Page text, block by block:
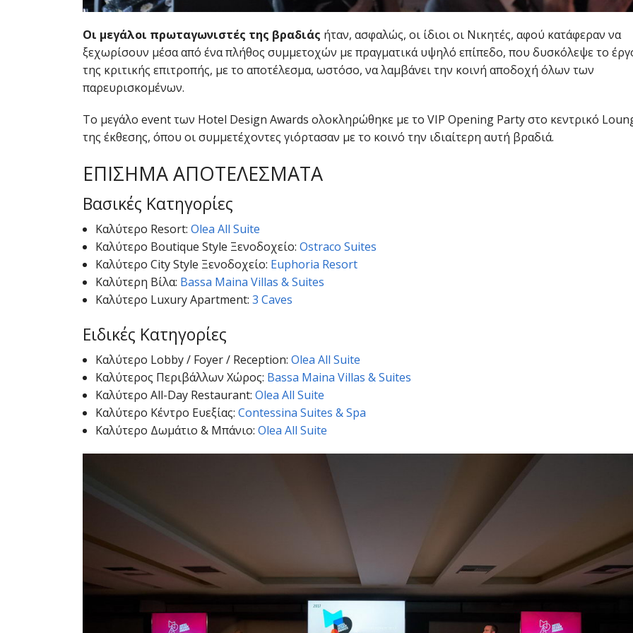
Οι μεγάλοι πρωταγωνιστές της βραδιάς ήταν, ασφαλώς, οι ίδιοι οι Νικητές, αφού κατάφεραν να
ξεχωρίσουν μέσα από ένα πλήθος συμμετοχών με πραγματικά υψηλό επίπεδο, που δυσκόλεψε το
της κριτικής επιτροπής, με το αποτέλεσμα, ωστόσο, να λαμβάνει την κοινή αποδοχή όλων των
παρευρισκομένων.
Το μεγάλο event των Hotel Design Awards ολοκληρώθηκε με το VIP Opening Party στο κεντρικό
της έκθεσης, όπου οι συμμετέχοντες γιόρτασαν με το κοινό την ιδιαίτερη αυτή βραδιά.
ΕΠΙΣΗΜΑ ΑΠΟΤΕΛΕΣΜΑΤΑ
Βασικές Κατηγορίες
Καλύτερο Resort: Olea All Suite
Καλύτερο Boutique Style Ξενοδοχείο: Ostraco Suites
Καλύτερο City Style Ξενοδοχείο: Euphoria Resort
Καλύτερη Βίλα: Bassa Maina Villas & Suites
Καλύτερο Luxury Apartment: 3 Caves
Ειδικές Κατηγορίες
Καλύτερο Lobby / Foyer / Reception: Olea All Suite
Καλύτερος Περιβάλλων Χώρος: Bassa Maina Villas & Suites
Καλύτερο All-Day Restaurant: Olea All Suite
Καλύτερο Κέντρο Ευεξίας: Contessina Suites & Spa
Καλύτερο Δωμάτιο & Μπάνιο: Olea All Suite